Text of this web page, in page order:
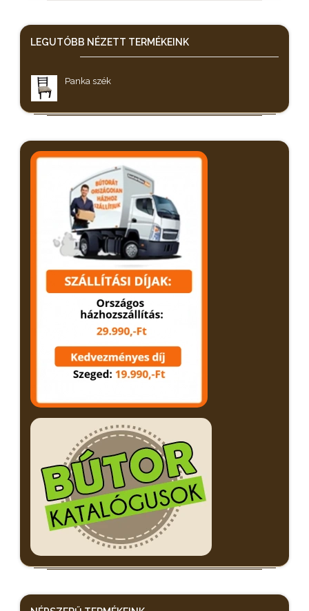
LEGUTÓBB NÉZETT TERMÉKEINK
Panka szék